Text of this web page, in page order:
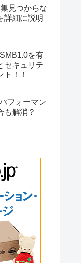
見つからな
詳細に説明
を有
セキュリテ
ト！！
フォーマン
も解消？